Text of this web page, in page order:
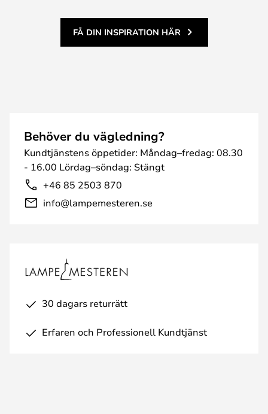
FÅ DIN INSPIRATION HÄR
Behöver du vägledning?
Kundtjänstens öppetider: Måndag–fredag: 08.30
- 16.00 Lördag–söndag: Stängt
+46 85 2503 870
info@lampemesteren.se
30 dagars returrätt
Erfaren och Professionell Kundtjänst